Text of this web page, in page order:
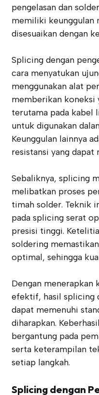
pengelasan dan
memiliki keunggulan
disesuaikan dengan
Splicing dengan
cara menyatukan
menggunakan alat
memberikan koneksi
terutama pada kabel
untuk digunakan
Keunggulan lainnya
resistansi yang dapat
Sebaliknya, splicing
melibatkan proses
timah solder. Teknik
pada splicing serat
presisi tinggi.
soldering
optimal, sehingga
Dengan menerapkan
efektif, hasil splicing
dapat memenuhi
diharapkan.
bergantung pada
serta keterampilan
setiap langkah.
Splicing dengan